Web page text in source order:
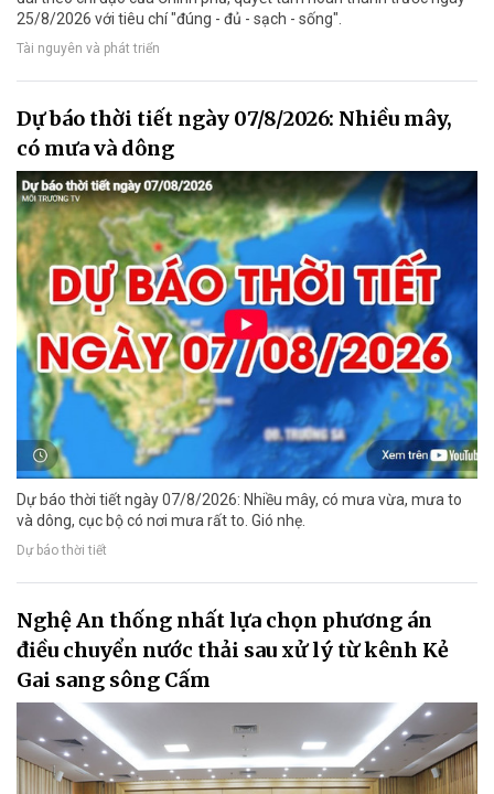
25/8/2026 với tiêu chí "đúng - đủ - sạch - sống".
Tài nguyên và phát triển
Dự báo thời tiết ngày 07/8/2026: Nhiều mây,
có mưa và dông
Dự báo thời tiết ngày 07/8/2026: Nhiều mây, có mưa vừa, mưa to
và dông, cục bộ có nơi mưa rất to. Gió nhẹ.
Dự báo thời tiết
Nghệ An thống nhất lựa chọn phương án
điều chuyển nước thải sau xử lý từ kênh Kẻ
Gai sang sông Cấm